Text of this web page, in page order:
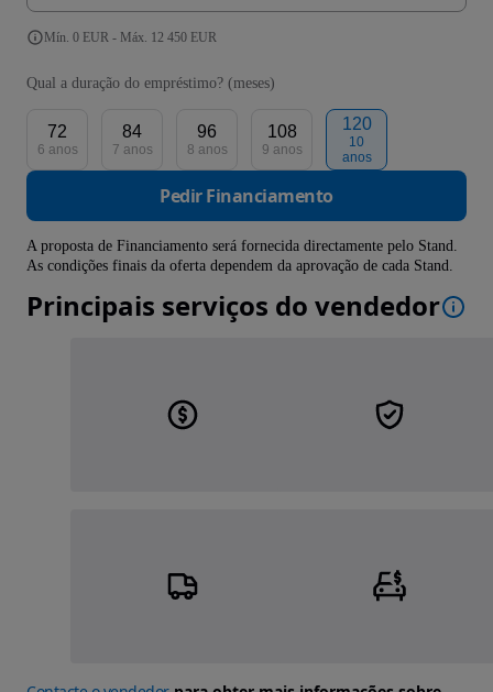
Mín. 0 EUR - Máx. 12 450 EUR
Qual a duração do empréstimo? (meses)
72
6 anos
84
7 anos
96
8 anos
108
9 anos
120
10
anos
Pedir Financiamento
A proposta de Financiamento será fornecida directamente pelo Stand.
As condições finais da oferta dependem da aprovação de cada Stand.
Principais serviços do vendedor